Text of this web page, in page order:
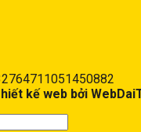
kế web bởi